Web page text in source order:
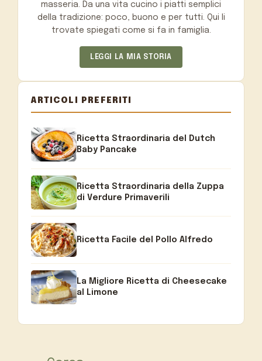
masseria. Da una vita cucino i piatti semplici
della tradizione: poco, buono e per tutti. Qui li
trovate spiegati come si fa in famiglia.
LEGGI LA MIA STORIA
ARTICOLI PREFERITI
Ricetta Straordinaria del Dutch
Baby Pancake
Ricetta Straordinaria della Zuppa
di Verdure Primaverili
Ricetta Facile del Pollo Alfredo
La Migliore Ricetta di Cheesecake
al Limone